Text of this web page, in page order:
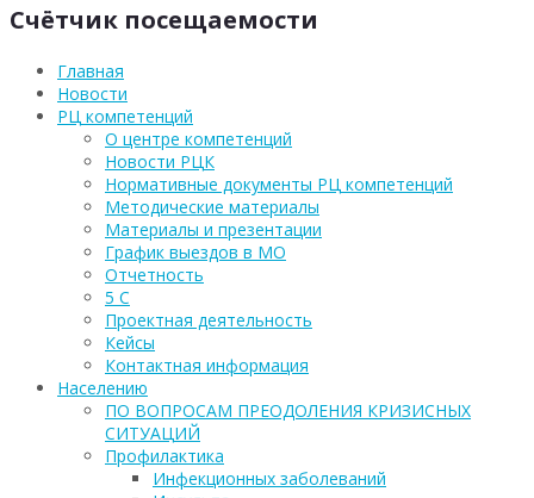
Счётчик посещаемости
Главная
Новости
РЦ компетенций
О центре компетенций
Новости РЦК
Нормативные документы РЦ компетенций
Методические материалы
Материалы и презентации
График выездов в МО
Отчетность
5 С
Проектная деятельность
Кейсы
Контактная информация
Населению
ПО ВОПРОСАМ ПРЕОДОЛЕНИЯ КРИЗИСНЫХ
СИТУАЦИЙ
Профилактика
Инфекционных заболеваний